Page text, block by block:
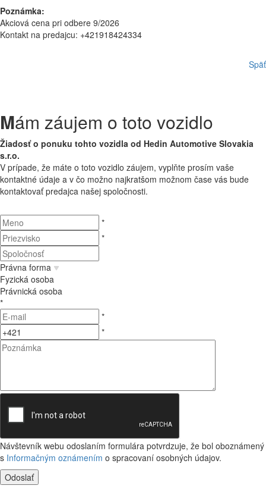
Poznámka:
Akciová cena pri odbere 9/2026
Kontakt na predajcu: +421918424334
Späť
Mám záujem o toto vozidlo
Žiadosť o ponuku tohto vozidla od Hedin Automotive Slovakia
s.r.o.
V prípade, že máte o toto vozidlo záujem, vyplňte prosím vaše
kontaktné údaje a v čo možno najkratšom možnom čase vás bude
kontaktovať predajca našej spoločnosti.
*
*
Právna forma
Fyzická osoba
Právnická osoba
*
*
*
Návštevník webu odoslaním formulára potvrdzuje, že bol oboznámený
s Informačným oznámením o spracovaní osobných údajov.
Odoslať